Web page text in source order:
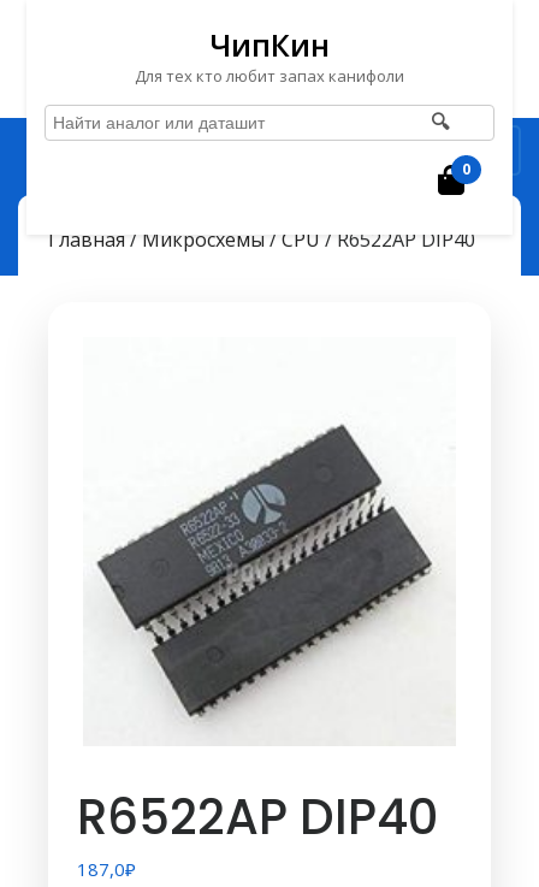
Перейти
содержимому
ЧипКин
Для тех кто любит запах канифоли
🔍
0
ЧипКин> > R6522AP DIP40
Главная/ Микросхемы/ CPU / R6522AP DIP40
R6522AP DIP40
187,0₽